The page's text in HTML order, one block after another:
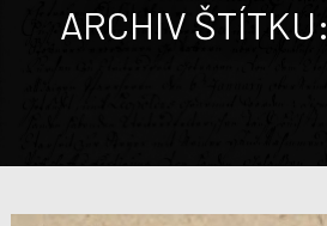
ARCHIV ŠTÍTKU: